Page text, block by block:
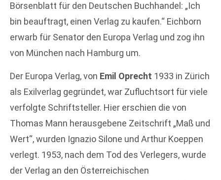
Börsenblatt für den Deutschen Buchhandel: „Ich
bin beauftragt, einen Verlag zu kaufen.“ Eichborn
erwarb für Senator den Europa Verlag und zog ihn
von München nach Hamburg um.
Der Europa Verlag, von Emil Oprecht 1933 in Zürich
als Exilverlag gegründet, war Zufluchtsort für viele
verfolgte Schriftsteller. Hier erschien die von
Thomas Mann herausgebene Zeitschrift „Maß und
Wert“, wurden Ignazio Silone und Arthur Koeppen
verlegt. 1953, nach dem Tod des Verlegers, wurde
der Verlag an den Österreichischen